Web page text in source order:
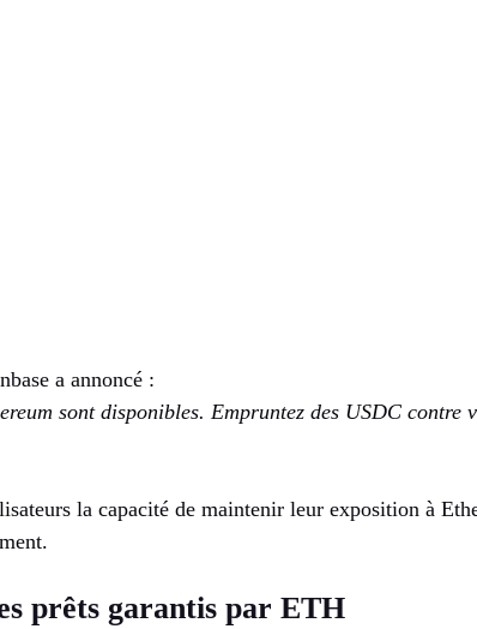
a annoncé :
sont disponibles. Empruntez des USDC contre
la capacité de maintenir leur exposition à
prêts garantis par ETH